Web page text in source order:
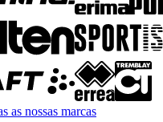
as nossas marcas